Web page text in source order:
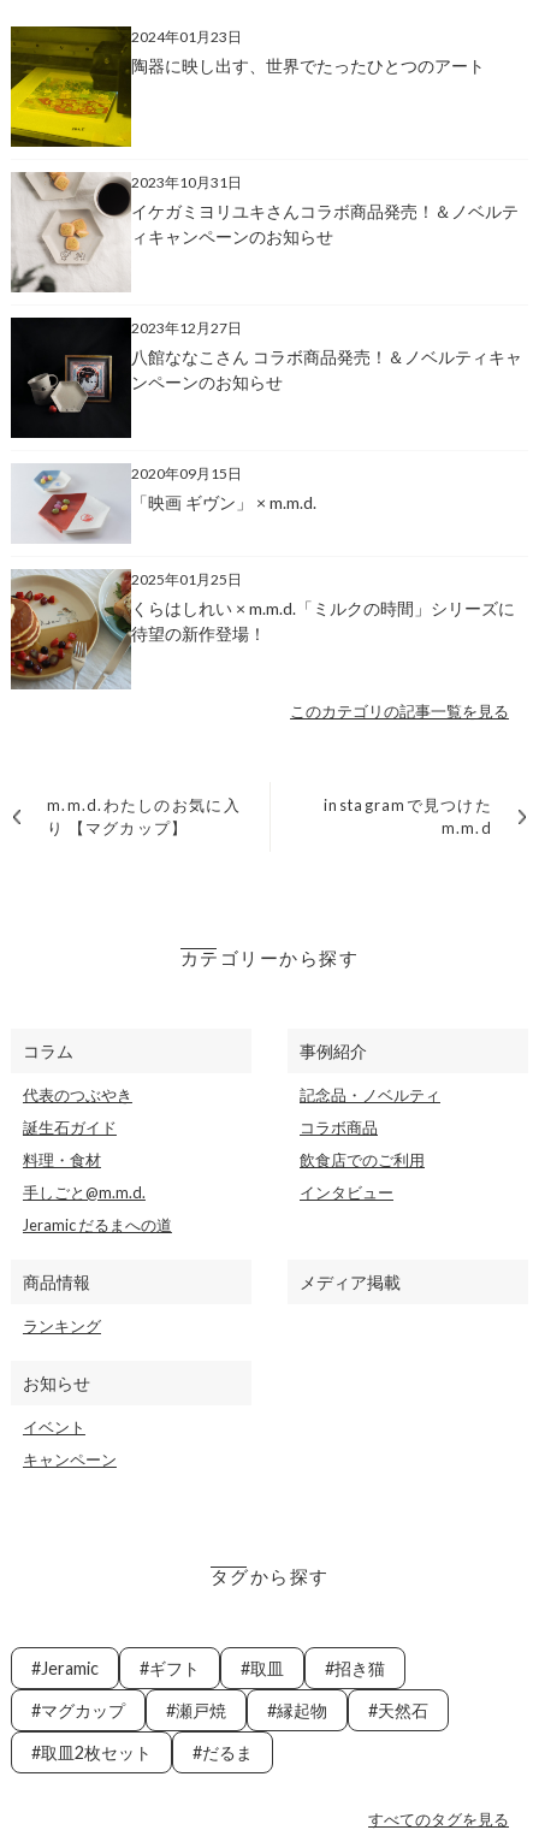
2024年01月23日
陶器に映し出す、世界でたったひとつのアート
2023年10月31日
イケガミヨリユキさんコラボ商品発売！＆ノベルテ
ィキャンペーンのお知らせ
2023年12月27日
八館ななこさん コラボ商品発売！＆ノベルティキャ
ンペーンのお知らせ
2020年09月15日
「映画 ギヴン」 × m.m.d.
2025年01月25日
くらはしれい × m.m.d.「ミルクの時間」シリーズに
待望の新作登場！
このカテゴリの記事一覧を見る
m.m.d.わたしのお気に入
り 【マグカップ】
instagramで見つけた
m.m.d
カテゴリーから探す
コラム
代表のつぶやき
誕生石ガイド
料理・食材
手しごと@m.m.d.
Jeramic だるまへの道
事例紹介
記念品・ノベルティ
コラボ商品
飲食店でのご利用
インタビュー
商品情報
ランキング
メディア掲載
お知らせ
イベント
キャンペーン
タグから探す
Jeramic ギフト 取皿 招き猫
マグカップ 瀬戸焼 縁起物 天然石
取皿2枚セット だるま
すべてのタグを見る